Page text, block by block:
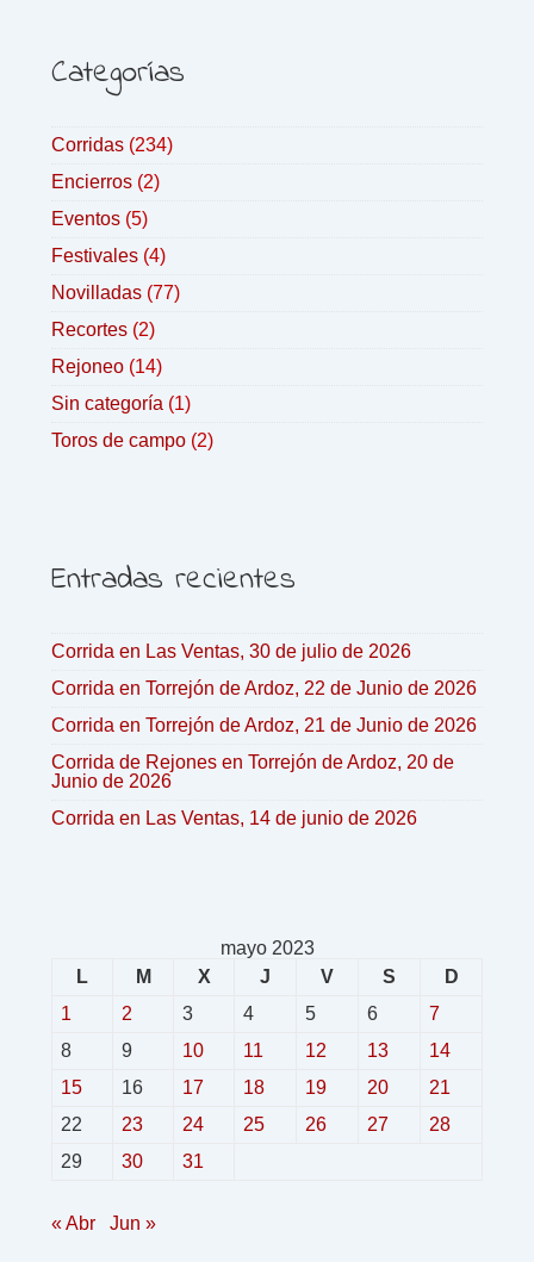
Categorías
Corridas (234)
Encierros (2)
Eventos (5)
Festivales (4)
Novilladas (77)
Recortes (2)
Rejoneo (14)
Sin categoría (1)
Toros de campo (2)
Entradas recientes
Corrida en Las Ventas, 30 de julio de 2026
Corrida en Torrejón de Ardoz, 22 de Junio de 2026
Corrida en Torrejón de Ardoz, 21 de Junio de 2026
Corrida de Rejones en Torrejón de Ardoz, 20 de
Junio de 2026
Corrida en Las Ventas, 14 de junio de 2026
mayo 2023
L
M X J V S
D
1
2 3 4 5 6
7
8
9 10 11 12 13
14
15
16 17 18 19 20
21
22
23 24 25 26 27
28
29
30 31
« Abr Jun »